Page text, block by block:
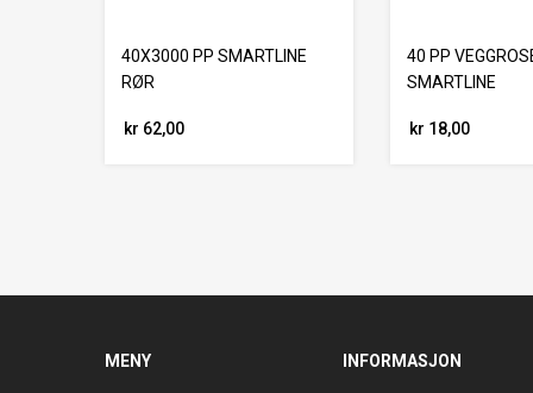
40X3000 PP SMARTLINE
RØR
kr 62,00
40 PP
SMARTLINE
kr 18,00
MENY INFORMASJON